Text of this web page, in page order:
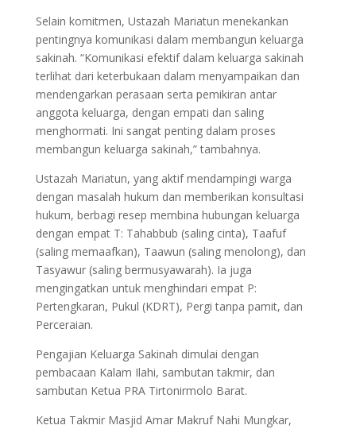
Selain komitmen, Ustazah Mariatun menekankan
pentingnya komunikasi dalam membangun keluarga
sakinah. “Komunikasi efektif dalam keluarga sakinah
terlihat dari keterbukaan dalam menyampaikan dan
mendengarkan perasaan serta pemikiran antar
anggota keluarga, dengan empati dan saling
menghormati. Ini sangat penting dalam proses
membangun keluarga sakinah,” tambahnya.
Ustazah Mariatun, yang aktif mendampingi warga
dengan masalah hukum dan memberikan konsultasi
hukum, berbagi resep membina hubungan keluarga
dengan empat T: Tahabbub (saling cinta), Taafuf
(saling memaafkan), Taawun (saling menolong), dan
Tasyawur (saling bermusyawarah). Ia juga
mengingatkan untuk menghindari empat P:
Pertengkaran, Pukul (KDRT), Pergi tanpa pamit, dan
Perceraian.
Pengajian Keluarga Sakinah dimulai dengan
pembacaan Kalam Ilahi, sambutan takmir, dan
sambutan Ketua PRA Tirtonirmolo Barat.
Ketua Takmir Masjid Amar Makruf Nahi Mungkar,